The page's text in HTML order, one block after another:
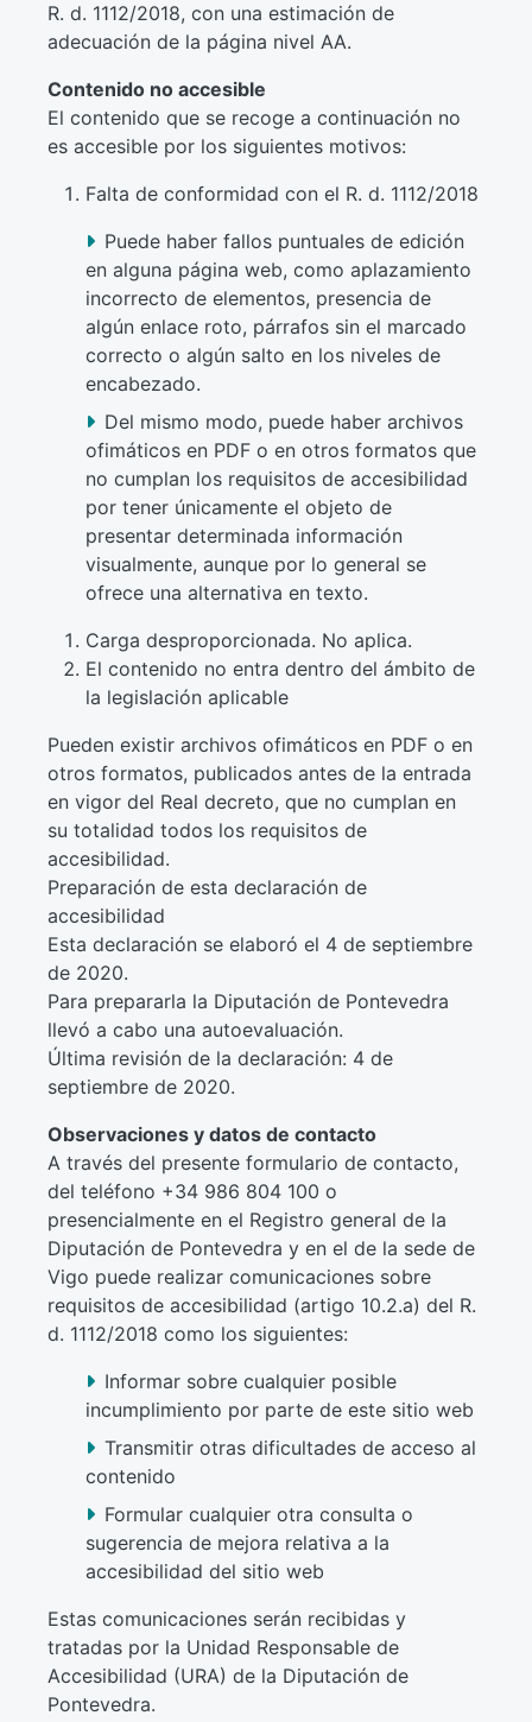
R. d. 1112/2018, con una estimación de
adecuación de la página nivel AA.
Contenido no accesible
El contenido que se recoge a continuación no
es accesible por los siguientes motivos:
Falta de conformidad con el R. d. 1112/2018
Puede haber fallos puntuales de edición
en alguna página web, como aplazamiento
incorrecto de elementos, presencia de
algún enlace roto, párrafos sin el marcado
correcto o algún salto en los niveles de
encabezado.
Del mismo modo, puede haber archivos
ofimáticos en PDF o en otros formatos que
no cumplan los requisitos de accesibilidad
por tener únicamente el objeto de
presentar determinada información
visualmente, aunque por lo general se
ofrece una alternativa en texto.
Carga desproporcionada. No aplica.
El contenido no entra dentro del ámbito de
la legislación aplicable
Pueden existir archivos ofimáticos en PDF o en
otros formatos, publicados antes de la entrada
en vigor del Real decreto, que no cumplan en
su totalidad todos los requisitos de
accesibilidad.
Preparación de esta declaración de
accesibilidad
Esta declaración se elaboró el 4 de septiembre
de 2020.
Para prepararla la Diputación de Pontevedra
llevó a cabo una autoevaluación.
Última revisión de la declaración: 4 de
septiembre de 2020.
Observaciones y datos de contacto
A través del presente formulario de contacto,
del teléfono +34 986 804 100 o
presencialmente en el Registro general de la
Diputación de Pontevedra y en el de la sede de
Vigo puede realizar comunicaciones sobre
requisitos de accesibilidad (artigo 10.2.a) del R.
d. 1112/2018 como los siguientes:
Informar sobre cualquier posible
incumplimiento por parte de este sitio web
Transmitir otras dificultades de acceso al
contenido
Formular cualquier otra consulta o
sugerencia de mejora relativa a la
accesibilidad del sitio web
Estas comunicaciones serán recibidas y
tratadas por la Unidad Responsable de
Accesibilidad (URA) de la Diputación de
Pontevedra.